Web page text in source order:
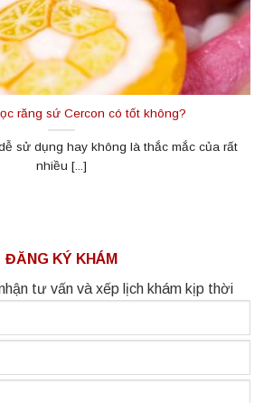
răng sứ Cercon có tốt không?
sử dụng hay không là thắc mắc của rất
nhiều [...]
ĐĂNG KÝ KHÁM
tư vấn và xếp lịch khám kịp thời